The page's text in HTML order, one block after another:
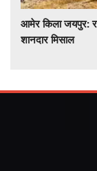
आमेर किला जयपुर:
शानदार मिसाल